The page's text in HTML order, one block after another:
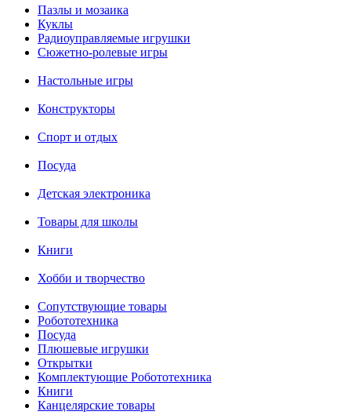
Пазлы и мозаика
Куклы
Радиоуправляемые игрушки
Сюжетно-ролевые игры
Настольные игры
Конструкторы
Спорт и отдых
Посуда
Детская электроника
Товары для школы
Книги
Хобби и творчество
Сопутствующие товары
Робототехника
Посуда
Плюшевые игрушки
Открытки
Комплектующие Робототехника
Книги
Канцелярские товары